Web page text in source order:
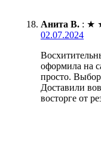
Анита В. : ★
02.07.2024
оформила на
просто. Выбор
Доставили
восторге от